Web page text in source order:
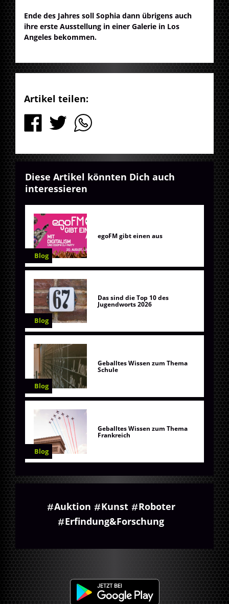
Ende des Jahres soll Sophia dann übrigens auch
ihre erste Ausstellung in einer Galerie in Los
Angeles bekommen.
Artikel teilen:
Diese Artikel könnten Dich auch
interessieren
Blog
egoFM gibt einen aus
Blog
Das sind die Top 10 des
Jugendworts 2026
Blog
Geballtes Wissen zum Thema
Schule
Blog
Geballtes Wissen zum Thema
Frankreich
Auktion Kunst
Roboter
Erfindung&Forschung